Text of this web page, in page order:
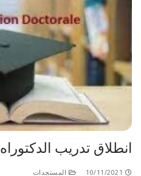
انطلاق تدريب الدكتوراه 2021-2022
10/11/2021 المستجدات